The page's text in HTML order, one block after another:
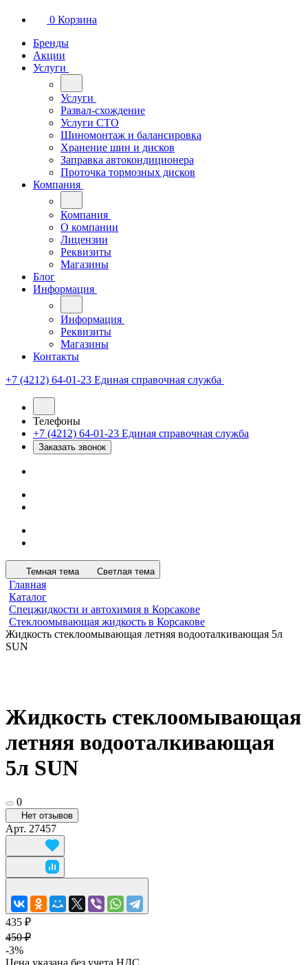
0 Корзина
Бренды
Акции
Услуги
Услуги
Развал-схождение
Услуги СТО
Шиномонтаж и балансировка
Хранение шин и дисков
Заправка автокондиционера
Проточка тормозных дисков
Компания
Компания
О компании
Лицензии
Реквизиты
Магазины
Блог
Информация
Информация
Реквизиты
Магазины
Контакты
+7 (4212) 64-01-23 Единая справочная служба
Телефоны
+7 (4212) 64-01-23 Единая справочная служба
Заказать звонок
Темная тема Светлая тема
Главная
Каталог
Спецжидкости и автохимия в Корсакове
Стеклоомывающая жидкость в Корсакове
Жидкость стеклоомывающая летняя водооталкивающая 5л
SUN
Жидкость стеклоомывающая
летняя водооталкивающая
5л SUN
0
Нет отзывов
Арт. 27457
435 ₽
450 ₽
-3%
Цена указана без учета НДС